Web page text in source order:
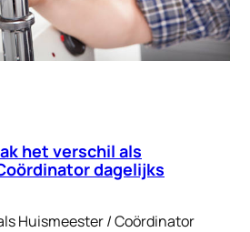
het verschil als
dagelijks
Huismeester / Coördinator